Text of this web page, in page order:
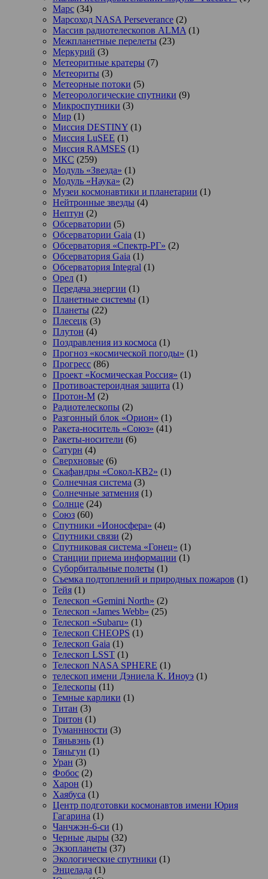
Марс (34)
Марсоход NASA Perseverance (2)
Массив радиотелескопов ALMA (1)
Межпланетные перелеты (23)
Меркурий (3)
Метеоритные кратеры (7)
Метеориты (3)
Метеорные потоки (5)
Метеорологические спутники (9)
Микроспутники (3)
Мир (1)
Миссия DESTINY (1)
Миссия LuSEE (1)
Миссия RAMSES (1)
МКС (259)
Модуль «Звезда» (1)
Модуль «Наука» (2)
Музеи космонавтики и планетарии (1)
Нейтронные звезды (4)
Нептун (2)
Обсерватории (5)
Обсерватории Gaia (1)
Обсерватория «Спектр-РГ» (2)
Обсерватория Gaia (1)
Обсерватория Integral (1)
Орел (1)
Передача энергии (1)
Планетные системы (1)
Планеты (22)
Плесецк (3)
Плутон (4)
Поздравления из космоса (1)
Прогноз «космической погоды» (1)
Прогресс (86)
Проект «Космическая Россия» (1)
Противоастероидная защита (1)
Протон-М (2)
Радиотелескопы (2)
Разгонный блок «Орион» (1)
Ракета-носитель «Союз» (41)
Ракеты-носители (6)
Сатурн (4)
Сверхновые (6)
Скафандры «Сокол-КВ2» (1)
Солнечная система (3)
Солнечные затмения (1)
Солнце (24)
Союз (60)
Спутники «Ионосфера» (4)
Спутники связи (2)
Спутниковая система «Гонец» (1)
Станции приема информации (1)
Суборбитальные полеты (1)
Съемка подтоплений и природных пожаров (1)
Тейя (1)
Телескоп «Gemini North» (2)
Телескоп «James Webb» (25)
Телескоп «Subaru» (1)
Телескоп CHEOPS (1)
Телескоп Gaia (1)
Телескоп LSST (1)
Телескоп NASA SPHERE (1)
телескоп имени Дэниела К. Иноуэ (1)
Телескопы (11)
Темные карлики (1)
Титан (3)
Тритон (1)
Туманнности (3)
Тяньвэнь (1)
Тяньгун (1)
Уран (3)
Фобос (2)
Харон (1)
Хаябуса (1)
Центр подготовки космонавтов имени Юрия
Гагарина (1)
Чанчжэн-6-си (1)
Черные дыры (32)
Экзопланеты (37)
Экологические спутники (1)
Энцелада (1)